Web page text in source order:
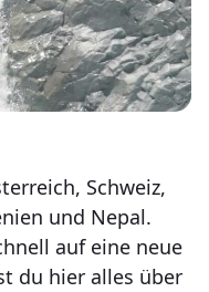
Schweiz,
und Nepal.
auf eine neue
du hier alles über